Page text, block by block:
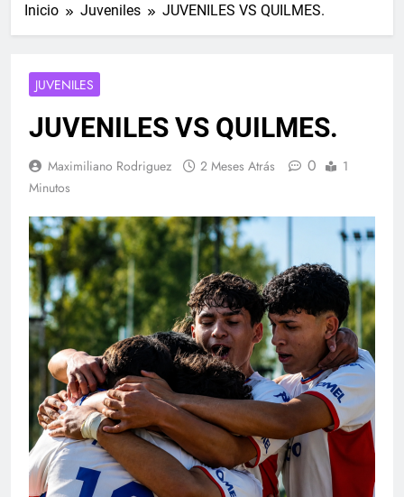
Inicio Juveniles JUVENILES VS QUILMES.
JUVENILES
JUVENILES VS QUILMES.
Maximiliano Rodriguez 2 Meses Atrás 0
1
Minutos